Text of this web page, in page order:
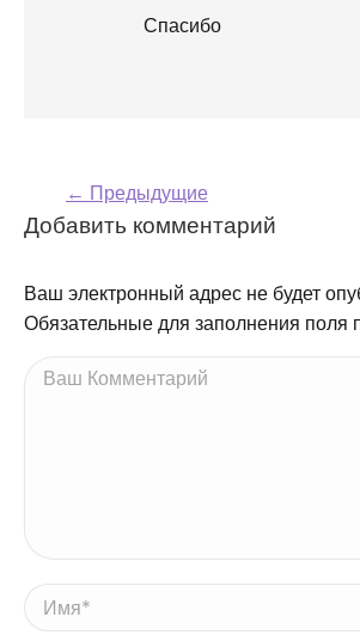
Спасибо
Навигация по
комментариям
← Предыдущие
Добавить комментарий
Ваш электронный адрес не будет
Обязательные для заполнения поля
Ваш Комментарий
Имя *